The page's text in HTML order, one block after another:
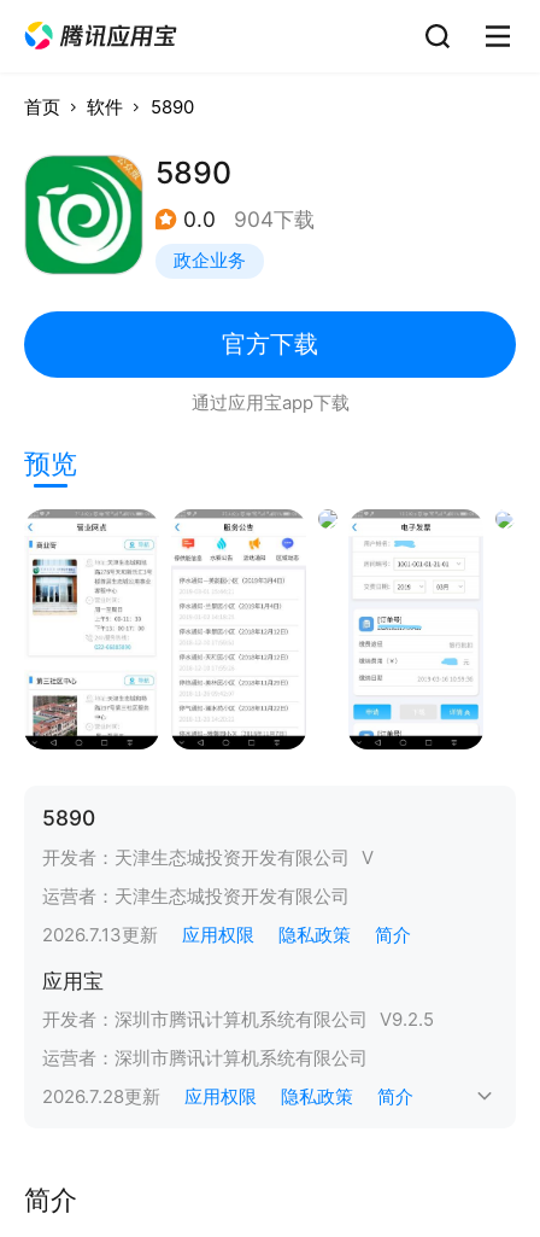
首页 软件 5890
5890
0.0 904下载
政企业务
官方下载
通过应用宝app下载
预览
5890
开发者： 天津生态城投资开发有限公司
V
运营者： 天津生态城投资开发有限公司
2026.7.13更新 应用权限 隐私政策 简介
应用宝
开发者： 深圳市腾讯计算机系统有限公司 V9.2.5
运营者： 深圳市腾讯计算机系统有限公司
2026.7.28更新 应用权限 隐私政策 简介
简介